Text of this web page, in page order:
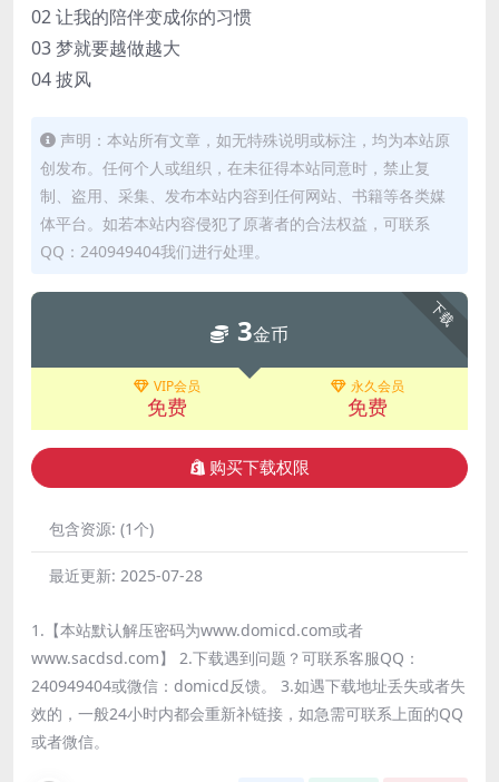
02 让我的陪伴变成你的习惯
03 梦就要越做越大
04 披风
声明：本站所有文章，如无特殊说明或标注，均为本站原
创发布。任何个人或组织，在未征得本站同意时，禁止复
制、盗用、采集、发布本站内容到任何网站、书籍等各类媒
体平台。如若本站内容侵犯了原著者的合法权益，可联系
QQ：240949404我们进行处理。
下载
3金币
VIP会员
免费
永久会员
免费
购买下载权限
包含资源: (1个)
最近更新: 2025-07-28
1.【本站默认解压密码为www.domicd.com或者
www.sacdsd.com】 2.下载遇到问题？可联系客服QQ：
240949404或微信：domicd反馈。 3.如遇下载地址丢失或者失
效的，一般24小时内都会重新补链接，如急需可联系上面的QQ
或者微信。